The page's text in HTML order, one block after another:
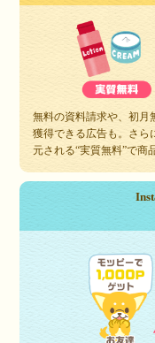
無料の資料請求や、初月
獲得できる広告も。さら
元される“実質無料”で商